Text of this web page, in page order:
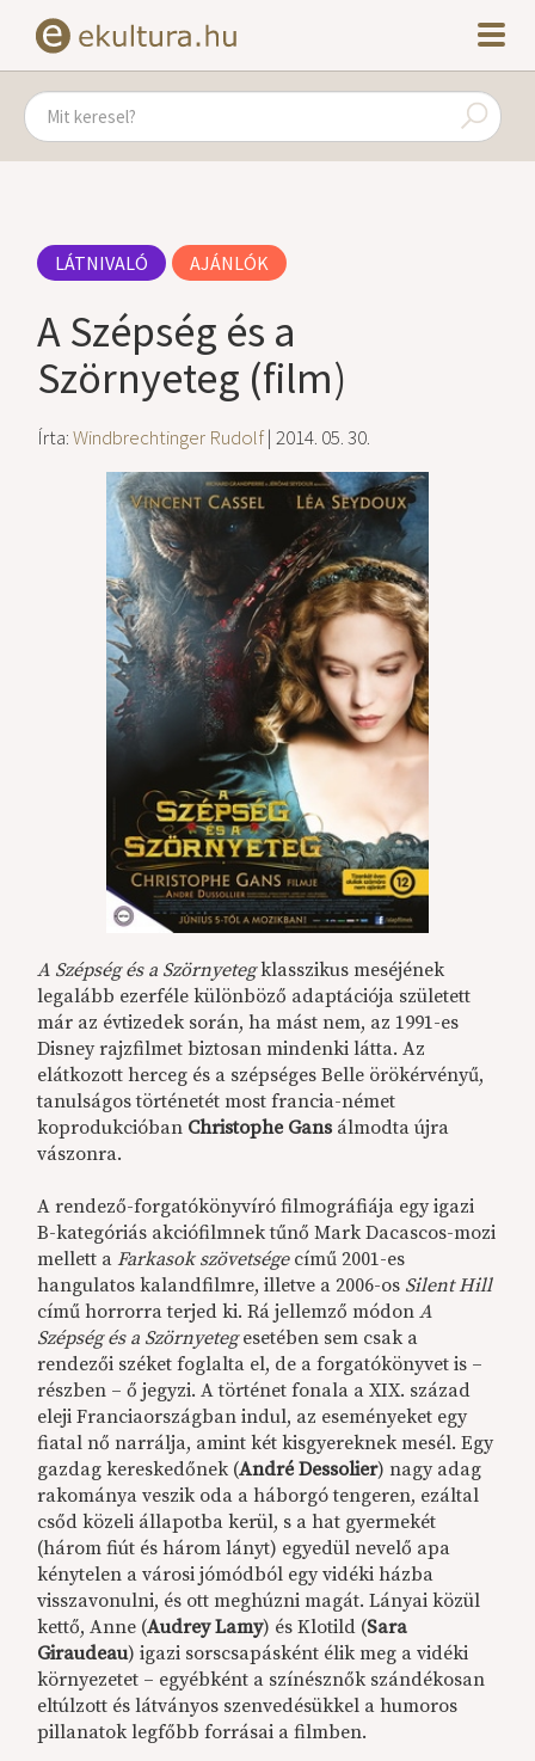
LÁTNIVALÓ AJÁNLÓK
A Szépség és a
Szörnyeteg (film)
Írta:Windbrechtinger Rudolf| 2014. 05. 30.
A Szépség és a Szörnyetegklasszikus meséjének
legalább ezerféle különböző adaptációja született
már az évtizedek során, ha mást nem, az 1991-es
Disney rajzfilmet biztosan mindenki látta. Az
elátkozott herceg és a szépséges Belle örökérvényű,
tanulságos történetét most francia-német
koprodukcióban Christophe Gansálmodta újra
vászonra.
A rendező-forgatókönyvíró filmográfiája egy igazi
B-kategóriás akciófilmnek tűnő Mark Dacascos-mozi
mellett aFarkasok szövetségecímű 2001-es
hangulatos kalandfilmre, illetve a 2006-os Silent Hill
című horrorra terjed ki. Rá jellemző módonA
Szépség és a Szörnyetegesetében sem csak a
rendezői széket foglalta el, de a forgatókönyvet is –
részben – ő jegyzi. A történet fonala a XIX. század
eleji Franciaországban indul, az eseményeket egy
fiatal nő narrálja, amint két kisgyereknek mesél. Egy
gazdag kereskedőnek (André Dessolier) nagy adag
rakománya veszik oda a háborgó tengeren, ezáltal
csőd közeli állapotba kerül, s a hat gyermekét
(három fiút és három lányt) egyedül nevelő apa
kénytelen a városi jómódból egy vidéki házba
visszavonulni, és ott meghúzni magát. Lányai közül
kettő, Anne (Audrey Lamy) és Klotild (Sara
Giraudeau) igazi sorscsapásként élik meg a vidéki
környezetet – egyébként a színésznők szándékosan
eltúlzott és látványos szenvedésükkel a humoros
pillanatok legfőbb forrásai a filmben.